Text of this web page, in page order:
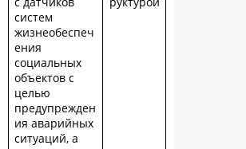
систем
жизнеобеспеч
ения
социальных
объектов с
целью
предупрежден
ия аварийных
ситуаций, а